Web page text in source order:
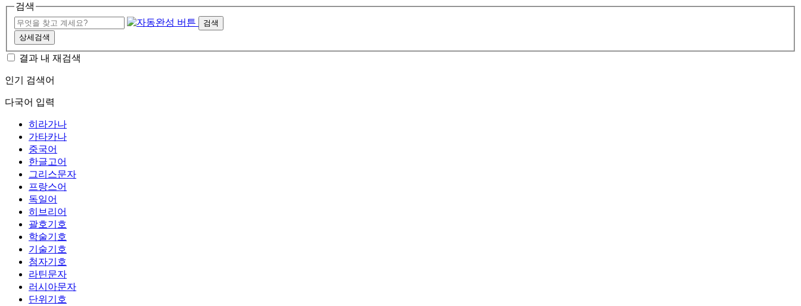
검색
검색
상세검색
결과 내 재검색
인기 검색어
다국어 입력
히라가나
가타카나
중국어
한글고어
그리스문자
프랑스어
독일어
히브리어
괄호기호
학술기호
기술기호
첨자기호
라틴문자
러시아문자
단위기호